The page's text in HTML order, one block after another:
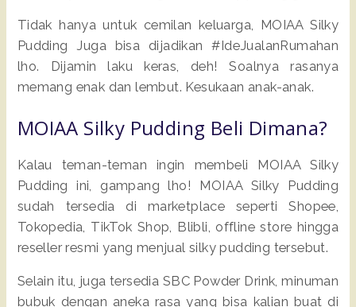
Tidak hanya untuk cemilan keluarga, MOIAA Silky
Pudding Juga bisa dijadikan #IdeJualanRumahan
lho. Dijamin laku keras, deh! Soalnya rasanya
memang enak dan lembut. Kesukaan anak-anak.
MOIAA Silky Pudding Beli Dimana?
Kalau teman-teman ingin membeli MOIAA Silky
Pudding ini, gampang lho! MOIAA Silky Pudding
sudah tersedia di marketplace seperti Shopee,
Tokopedia, TikTok Shop, Blibli, offline store hingga
reseller resmi yang menjual silky pudding tersebut.
Selain itu, juga tersedia SBC Powder Drink, minuman
bubuk dengan aneka rasa yang bisa kalian buat di